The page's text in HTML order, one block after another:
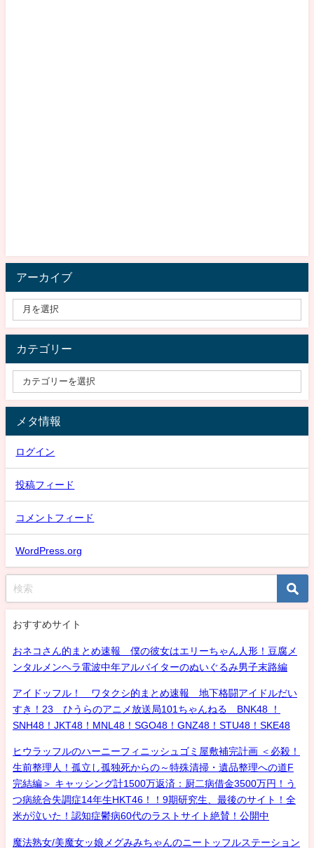
アーカイブ
カテゴリー
メタ情報
ログイン
投稿フィード
コメントフィード
WordPress.org
おすすめサイト
おネコさん的まとめ速報 僕の彼女はエリーちゃん人形！豆腐メ
ンタルメンヘラ電波中年アルバイターのぬいぐるみ男子末路編
アイドッフル！ ワタクシ的まとめ速報 地下格闘アイドルだい
すき！23 ひうらのアニメ放送局101ちゃんねる BNK48 ！
SNH48！JKT48！MNL48！SGO48！GNZ48！STU48！SKE48
ヒウラッフルのハーニーフィニッシュゴミ屋敷補完計画 ＜必殺！
生前整理人！孤立し孤独死からの～特殊清掃・遺品整理への道F
完結編＞ キャッシング計1500万返済：厨二病借金3500万円！う
つ病統合失調症14年生HKT46！！9期研究生、最後のサイト！全
米が泣いた！認知症鬱病60代のラストサイト絶賛！公開中
魔法熟女/美魔女ッ娘メグみみちゃんのニートッフルステーション